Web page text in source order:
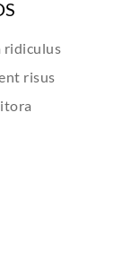
ridiculus
risus